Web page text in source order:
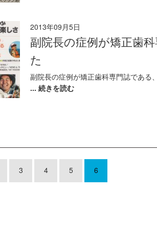
2013年09月5日
副院長の症例が矯正歯
た
副院長の症例が矯正歯科専門誌である
... 続きを読む
3 4 5 6